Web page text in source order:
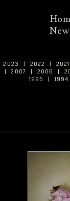
2023 | 2022 |
| 2007 | 2006 |
1995
|